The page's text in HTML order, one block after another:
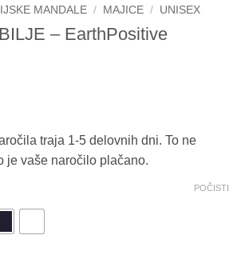
MANDALE / MAJICE / UNISEX
– EarthPositive
traja 1-5 delovnih dni. To ne
je vaše naročilo plačano.
POČISTI